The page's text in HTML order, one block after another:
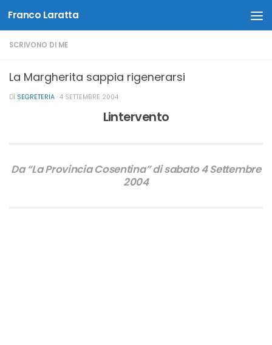
Salta al contenuto
Franco Laratta
SCRIVONO DI ME
La Margherita sappia rigenerarsi
DI SEGRETERIA · 4 SETTEMBRE 2004
Lintervento
Da “La Provincia Cosentina” di sabato 4 Settembre
2004